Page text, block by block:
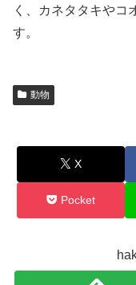
く、カネタタキやコ
す。
動物
X
Pocket